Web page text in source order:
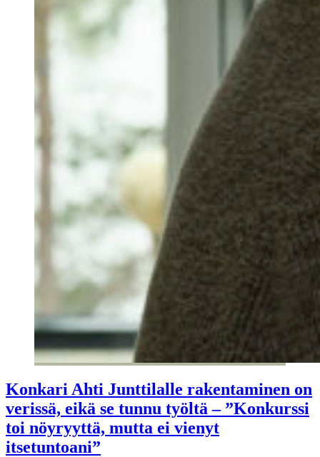
Konkari Ahti Junttilalle rakentaminen on
verissä, eikä se tunnu työltä – ”Konkurssi
toi nöyryyttä, mutta ei vienyt
itsetuntoani”